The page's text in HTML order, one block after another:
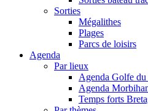
Sorties
Mégalithes
Plages
Parcs de loisirs
Agenda
Par lieux
Agenda Golfe
Agenda
Temps forts